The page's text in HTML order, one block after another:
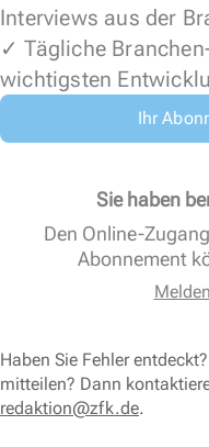
Interviews aus der
✓ Tägliche
wichtigsten
Ihr
Sie haben
Den Online-
Abonnement
Haben Sie Fehler
mitteilen? Dann
redaktion@zfk.de.